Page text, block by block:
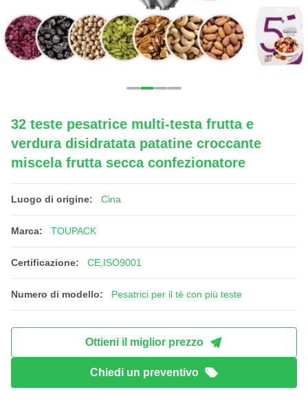
32 teste pesatrice multi-testa frutta e
verdura disidratata patatine croccante
miscela frutta secca confezionatore
Luogo di origine: Cina
Marca: TOUPACK
Certificazione: CE,ISO9001
Numero di modello: Pesatrici per il tè con più teste
Ottieni il miglior prezzo
Chiedi un preventivo